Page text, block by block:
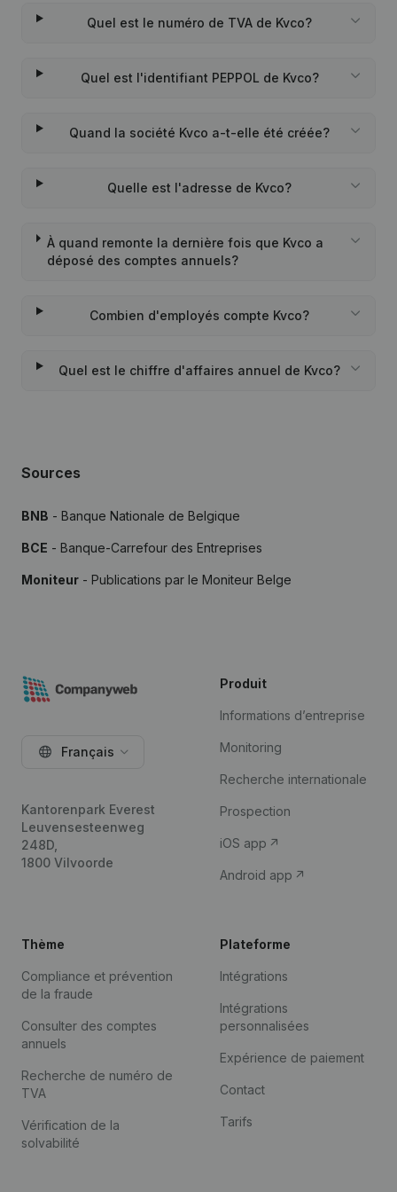
Quel est le numéro de TVA de Kvco?
Quel est l'identifiant PEPPOL de Kvco?
Quand la société Kvco a-t-elle été créée?
Quelle est l'adresse de Kvco?
À quand remonte la dernière fois que Kvco a
déposé des comptes annuels?
Combien d'employés compte Kvco?
Quel est le chiffre d'affaires annuel de Kvco?
Sources
BNB - Banque Nationale de Belgique
BCE - Banque-Carrefour des Entreprises
Moniteur - Publications par le Moniteur Belge
Français
Kantorenpark Everest
Leuvensesteenweg
248D,
1800 Vilvoorde
Produit
Informations d’entreprise
Monitoring
Recherche internationale
Prospection
iOS app
Android app
Thème
Compliance et prévention
de la fraude
Consulter des comptes
annuels
Recherche de numéro de
TVA
Vérification de la
solvabilité
Plateforme
Intégrations
Intégrations
personnalisées
Expérience de paiement
Contact
Tarifs